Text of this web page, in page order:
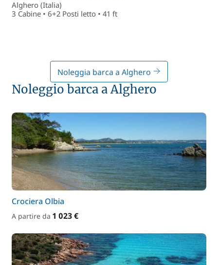
Alghero (Italia)
3 Cabine • 6+2 Posti letto • 41 ft
Noleggia barca a Alghero
Noleggio barca a Alghero
Crociera Olbia
A partire da 1 023 €